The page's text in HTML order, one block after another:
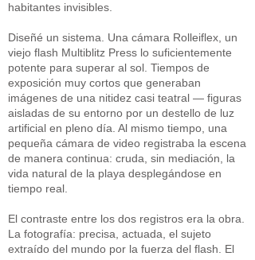
habitantes invisibles.
Diseñé un sistema. Una cámara Rolleiflex, un
viejo flash Multiblitz Press lo suficientemente
potente para superar al sol. Tiempos de
exposición muy cortos que generaban
imágenes de una nitidez casi teatral — figuras
aisladas de su entorno por un destello de luz
artificial en pleno día. Al mismo tiempo, una
pequeña cámara de video registraba la escena
de manera continua: cruda, sin mediación, la
vida natural de la playa desplegándose en
tiempo real.
El contraste entre los dos registros era la obra.
La fotografía: precisa, actuada, el sujeto
extraído del mundo por la fuerza del flash. El